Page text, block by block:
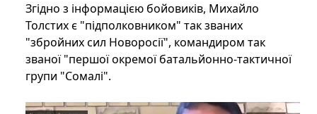
Згідно з інформацією бойовиків, Михайло
Толстих є "підполковником" так званих
"збройних сил Новоросії", командиром так
званої "першої окремої батальйонно-тактичної
групи "Сомалі".